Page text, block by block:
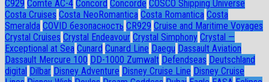
C929 Comte AC-4 Concord Concorde COSCO Shipping Universe
Costa Cruises Costa NeoRomantica Costa Romantica Costa
Smeralda COVID безопасность CR929 Cruise and Maritime Voyages
Crystal Cruises Crystal Endeavour Crystal Simphony Crystal —
Exceptional at Sea Cunard Cunard Line Daegu Dassault Aviation
Dassault Mercure 100 DD-1000 Zumwalt Defendseas Deutschland
digital Dilbar Disney Adventure Disney Cruise Line Disney Cruise